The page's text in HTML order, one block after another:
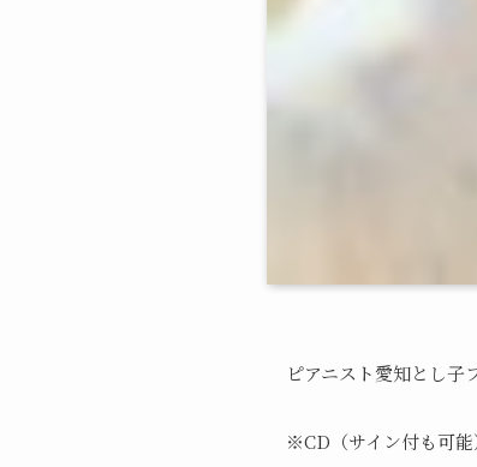
ピアニスト愛知とし子
※CD（サイン付も可能